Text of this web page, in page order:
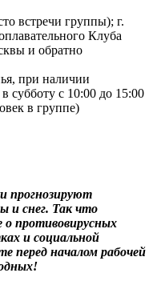
встречи группы); г.
Клуба
и обратно
при наличии
субботу с 10:00 до 15:00
в группе)
прогнозируют
и снег. Так что
о противовирусных
и социальной
перед началом рабочей